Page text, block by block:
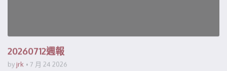
20260712週報
byjrk 7 月 24 2026